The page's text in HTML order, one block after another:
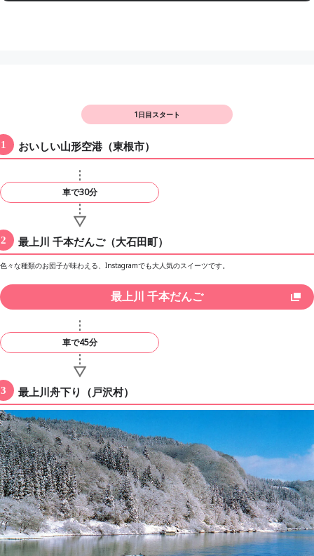
1日目スタート
おいしい山形空港（東根市）
車で30分
最上川 千本だんご（大石田町）
色々な種類のお団子が味わえる、Instagramでも大人気のスイーツです。
最上川 千本だんご
車で45分
最上川舟下り（戸沢村）